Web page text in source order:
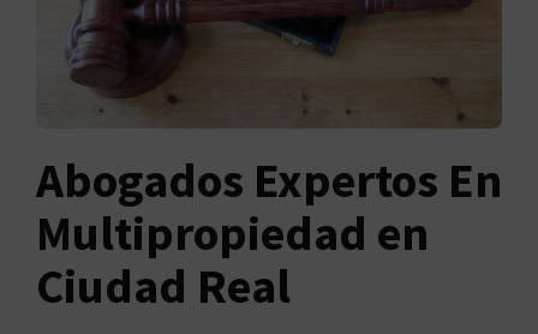
Abogados Expertos En
Multipropiedad en
Ciudad Real